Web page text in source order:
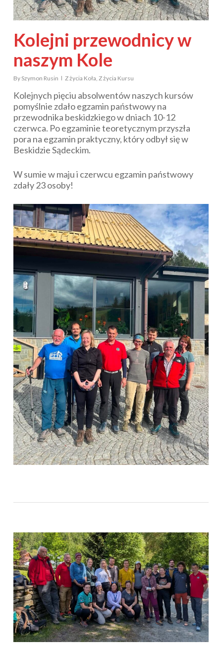
Kolejni przewodnicy w
naszym Kole
By Szymon Rusin Z życia Koła, Z życia Kursu
Kolejnych pięciu absolwentów naszych kursów
pomyślnie zdało egzamin państwowy na
przewodnika beskidzkiego w dniach 10-12
czerwca. Po egzaminie teoretycznym przyszła
pora na egzamin praktyczny, który odbył się w
Beskidzie Sądeckim.
W sumie w maju i czerwcu egzamin państwowy
zdały 23 osoby!